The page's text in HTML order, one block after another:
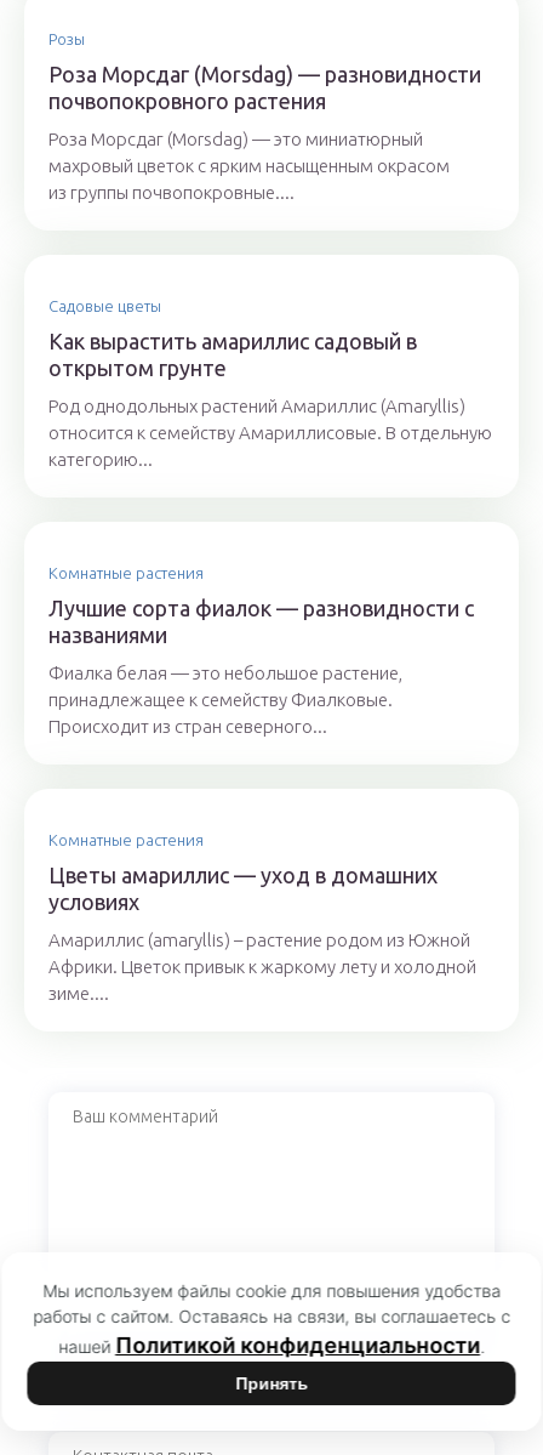
Розы
Роза Морсдаг (Morsdag) — разновидности
почвопокровного растения
Роза Морсдаг (Morsdag) — это миниатюрный
махровый цветок с ярким насыщенным окрасом
из группы почвопокровные....
Садовые цветы
Как вырастить амариллис садовый в
открытом грунте
Род однодольных растений Амариллис (Amaryllis)
относится к семейству Амариллисовые. В отдельную
категорию...
Комнатные растения
Лучшие сорта фиалок — разновидности с
названиями
Фиалка белая — это небольшое растение,
принадлежащее к семейству Фиалковые.
Происходит из стран северного...
Комнатные растения
Цветы амариллис — уход в домашних
условиях
Амариллис (amaryllis) – растение родом из Южной
Африки. Цветок привык к жаркому лету и холодной
зиме....
Мы используем файлы cookie для повышения удобства
работы с сайтом. Оставаясь на связи, вы соглашаетесь с
нашей Политикой конфиденциальности.
Принять